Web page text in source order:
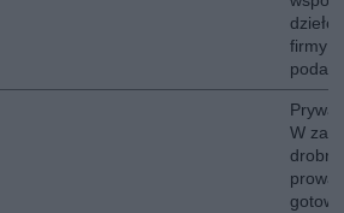
firmy
W